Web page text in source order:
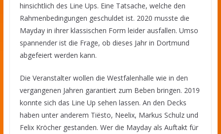
hinsichtlich des Line Ups. Eine Tatsache, welche den
Rahmenbedingungen geschuldet ist. 2020 musste die
Mayday in ihrer klassischen Form leider ausfallen. Umso
spannender ist die Frage, ob dieses Jahr in Dortmund
abgefeiert werden kann.
Die Veranstalter wollen die Westfalenhalle wie in den
vergangenen Jahren garantiert zum Beben bringen. 2019
konnte sich das Line Up sehen lassen. An den Decks
haben unter anderem Tiësto, Neelix, Markus Schulz und
Felix Kröcher gestanden. Wer die Mayday als Auftakt für